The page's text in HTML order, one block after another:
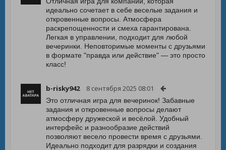
идеально сочетает в себе веселые задания и
откровенные вопросы. Атмосфера
раскрепощенности и смеха гарантирована.
Легкая в управлении, подходит для любой
вечеринки. Неповторимые моменты с друзьями
в формате "правда или действие" — это просто
класс!
b-risky942 8 сентября 2025 08:01
Это отличная игра для вечеринок! Забавные
задания и откровенные вопросы делают
атмосферу дружеской и весёлой. Удобный
интерфейс и разнообразие действий
позволяют весело провести время с друзьями.
Идеально подходит для разрядки и создания